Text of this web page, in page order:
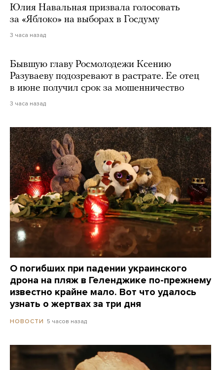
Юлия Навальная призвала голосовать
за «Яблоко» на выборах в Госдуму
3 часа назад
Бывшую главу Росмолодежи Ксению
Разуваеву подозревают в растрате. Ее отец
в июне получил срок за мошенничество
3 часа назад
О погибших при падении украинского
дрона на пляж в Геленджике по-прежнему
известно крайне мало. Вот что удалось
узнать о жертвах за три дня
НОВОСТИ 5 часов назад